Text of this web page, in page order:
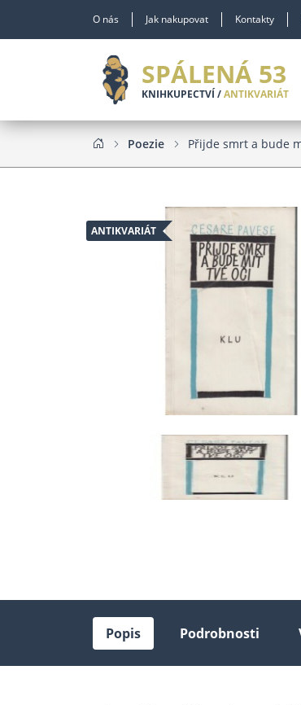
O nás Jak nakupovat Kontakty
SPÁLENÁ 53
KNIHKUPECTVÍ /ANTIKVARIÁT
Poezie Přijde smrt a bude
ANTIKVARIÁT
Popis Podrobnosti